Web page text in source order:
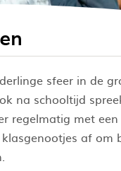
sfeer in de
na schooltijd
regelmatig met
af om